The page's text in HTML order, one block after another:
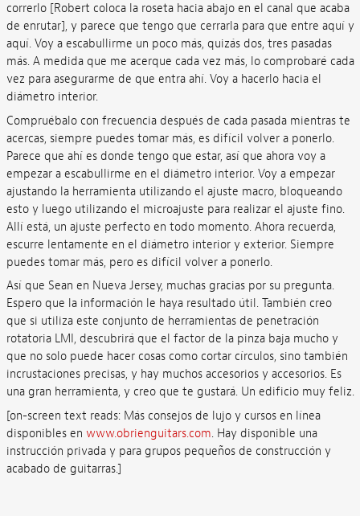
correrlo [Robert coloca la roseta hacia abajo en el canal que acaba
de enrutar], y parece que tengo que cerrarla para que entre aquí y
aquí. Voy a escabullirme un poco más, quizás dos, tres pasadas
más. A medida que me acerque cada vez más, lo comprobaré cada
vez para asegurarme de que entra ahí. Voy a hacerlo hacia el
diámetro interior.
Compruébalo con frecuencia después de cada pasada mientras te
acercas, siempre puedes tomar más, es difícil volver a ponerlo.
Parece que ahí es donde tengo que estar, así que ahora voy a
empezar a escabullirme en el diámetro interior. Voy a empezar
ajustando la herramienta utilizando el ajuste macro, bloqueando
esto y luego utilizando el microajuste para realizar el ajuste fino.
Allí está, un ajuste perfecto en todo momento. Ahora recuerda,
escurre lentamente en el diámetro interior y exterior. Siempre
puedes tomar más, pero es difícil volver a ponerlo.
Así que Sean en Nueva Jersey, muchas gracias por su pregunta.
Espero que la información le haya resultado útil. También creo
que si utiliza este conjunto de herramientas de penetración
rotatoria LMI, descubrirá que el factor de la pinza baja mucho y
que no solo puede hacer cosas como cortar círculos, sino también
incrustaciones precisas, y hay muchos accesorios y accesorios. Es
una gran herramienta, y creo que te gustará. Un edificio muy feliz.
[on-screen text reads: Más consejos de lujo y cursos en línea
disponibles en www.obrienguitars.com. Hay disponible una
instrucción privada y para grupos pequeños de construcción y
acabado de guitarras.]